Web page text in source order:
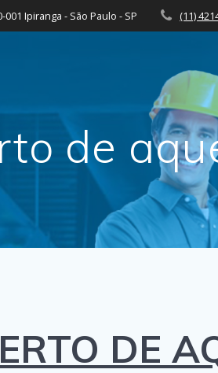
001 Ipiranga - São Paulo - SP (11)
de
DE